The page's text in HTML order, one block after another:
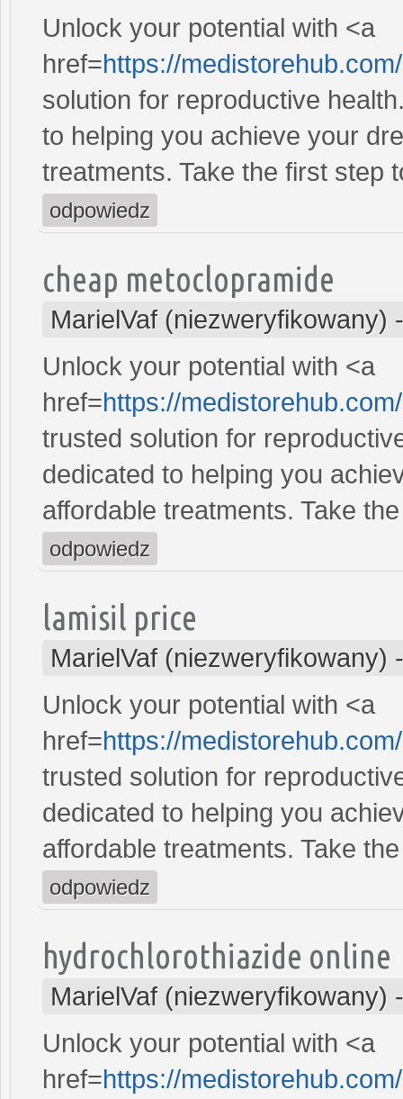
Unlock your potential with <a
href=https://
solution for reproductive
to helping you achieve your
treatments. Take the first step
odpowiedz
cheap metoclopramide
MarielVaf (niezweryfikowany)
Unlock your potential with <a
href=https://
trusted solution for
dedicated to helping you
affordable treatments. Take
odpowiedz
lamisil price
MarielVaf (niezweryfikowany)
Unlock your potential with <a
href=https://
trusted solution for
dedicated to helping you
affordable treatments. Take
odpowiedz
hydrochlorothiazide online
MarielVaf (niezweryfikowany)
Unlock your potential with <a
href=https://